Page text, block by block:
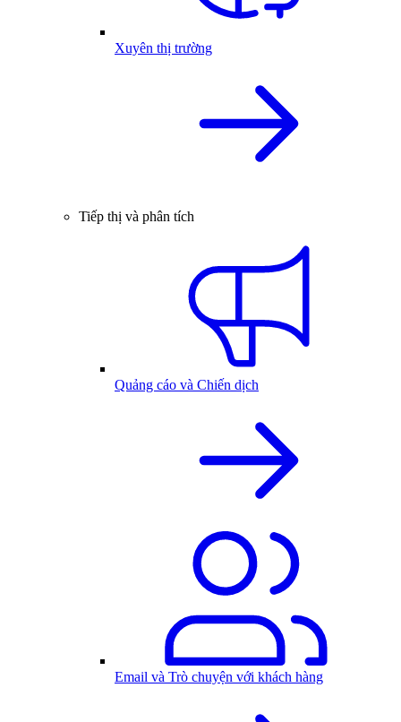
Xuyên thị trường
Tiếp thị và phân tích
Quảng cáo và Chiến dịch
Email và Trò chuyện với khách hàng